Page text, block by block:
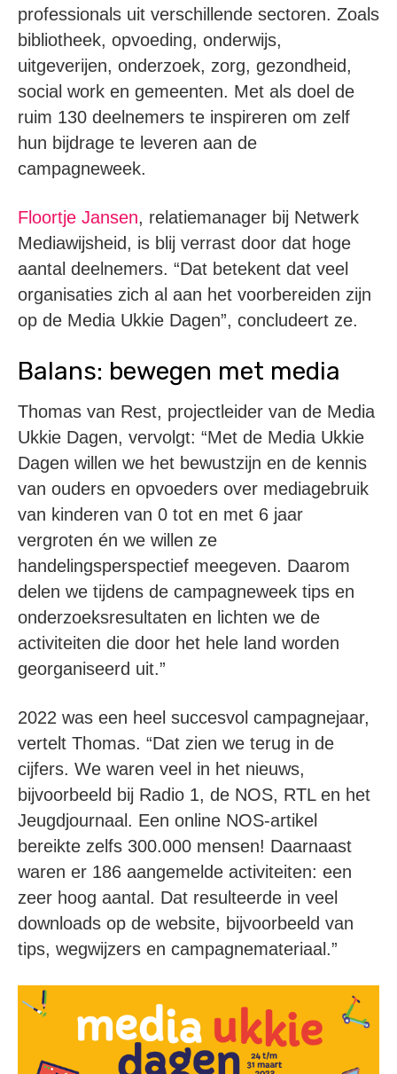
professionals uit verschillende sectoren. Zoals
bibliotheek, opvoeding, onderwijs,
uitgeverijen, onderzoek, zorg, gezondheid,
social work en gemeenten. Met als doel de
ruim 130 deelnemers te inspireren om zelf
hun bijdrage te leveren aan de
campagneweek.
Floortje Jansen, relatiemanager bij Netwerk
Mediawijsheid, is blij verrast door dat hoge
aantal deelnemers. “Dat betekent dat veel
organisaties zich al aan het voorbereiden zijn
op de Media Ukkie Dagen”, concludeert ze.
Balans: bewegen met media
Thomas van Rest, projectleider van de Media
Ukkie Dagen, vervolgt: “Met de Media Ukkie
Dagen willen we het bewustzijn en de kennis
van ouders en opvoeders over mediagebruik
van kinderen van 0 tot en met 6 jaar
vergroten én we willen ze
handelingsperspectief meegeven. Daarom
delen we tijdens de campagneweek tips en
onderzoeksresultaten en lichten we de
activiteiten die door het hele land worden
georganiseerd uit.”
2022 was een heel succesvol campagnejaar,
vertelt Thomas. “Dat zien we terug in de
cijfers. We waren veel in het nieuws,
bijvoorbeeld bij Radio 1, de NOS, RTL en het
Jeugdjournaal. Een online NOS-artikel
bereikte zelfs 300.000 mensen! Daarnaast
waren er 186 aangemelde activiteiten: een
zeer hoog aantal. Dat resulteerde in veel
downloads op de website, bijvoorbeeld van
tips, wegwijzers en campagnemateriaal.”